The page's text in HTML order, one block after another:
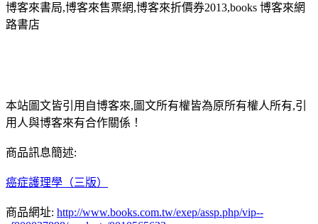
博客來書局,博客來售票網,博客來折價券2013,books 博客來網
路書店
本站圖文皆引用自博客來,圖文所有權皆為原所有權人所有,引
用人與博客來有合作關係！
商品訊息簡述:
癌症護理學（三版）
商品網址: http://www.books.com.tw/exep/assp.php/vip--